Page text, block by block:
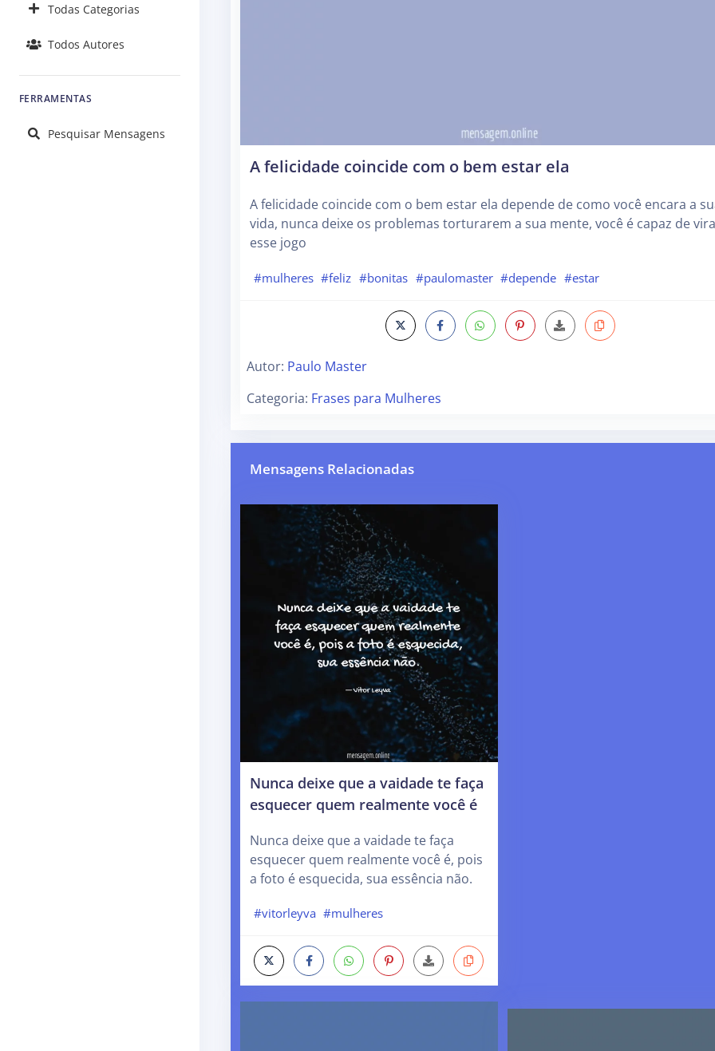
Todas Categorias
Todos Autores
FERRAMENTAS
Pesquisar Mensagens
A felicidade coincide com o bem estar ela
A felicidade coincide com o bem estar ela depende de como você encara a
vida, nunca deixe os problemas torturarem a sua mente, você é capaz de
esse jogo
#mulheres #feliz #bonitas #paulomaster #depende #estar
Autor: Paulo Master
Categoria: Frases para Mulheres
Mensagens Relacionadas
Nunca deixe que a vaidade te faça
esquecer quem realmente você é
Nunca deixe que a vaidade te faça
esquecer quem realmente você é, pois
a foto é esquecida, sua essência não.
#vitorleyva #mulheres